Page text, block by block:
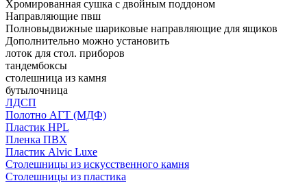
Хромированная сушка с двойным поддоном
Направляющие пвш
Полновыдвижные шариковые направляющие для ящиков
Дополнительно можно установить
лоток для стол. приборов
тандембоксы
столешница из камня
бутылочница
ЛДСП
Полотно АГТ (МДФ)
Пластик HPL
Пленка ПВХ
Пластик Alvic Luxe
Столешницы из искусственного камня
Столешницы из пластика